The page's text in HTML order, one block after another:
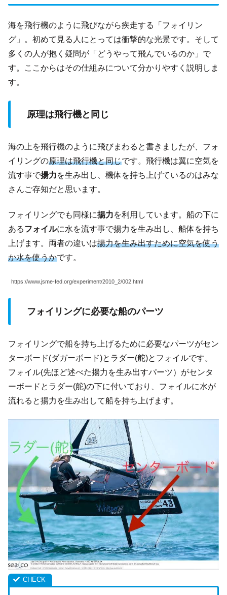
海を飛行機のように飛びながら疾走する「フォイリン
グ」。初めて見る人にとっては衝撃的な光景です。そして
多くの人が抱く疑問が「どうやって飛んでいるのか」で
す。ここからはその仕組みについて分かりやすく説明しま
す。
原理は飛行機と同じ
海の上を飛行機のように飛びまわると書きましたが、フォ
イリングの原理は飛行機と同じです。飛行機は翼に空気を
流す事で揚力を生み出し、機体を持ち上げているのはみな
さんご存知だと思います。
フォイリングでも同様に揚力を利用しています。船の下に
あるフォイルに水を流す事で揚力を生み出し、船体を持ち
上げます。両者の違いは揚力を生み出すために空気を使う
か水を使うかです。
https://www.jsme-fed.org/experiment/2010_2/002.html
フォイリングに必要な船のパーツ
フォイリングで船を持ち上げるために必要なパーツがセン
ターボード(ダガーボード)とラダー(舵)とフォイルです。
フォイル(先ほど述べた揚力を生み出すパーツ）がセンタ
ーボードとラダー(舵)の下に付いており、フォイルに水が
流れると揚力を生み出して船を持ち上げます。